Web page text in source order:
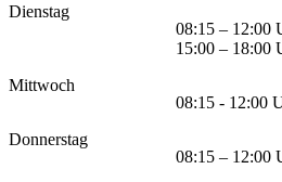
Dienstag
08:15 – 12:00
15:00 – 18:00
Mittwoch
08:15 - 12:00
Donnerstag
08:15 – 12:00